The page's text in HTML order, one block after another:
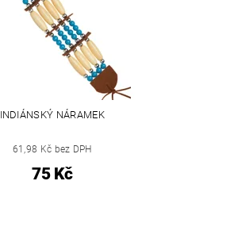
INDIÁNSKÝ NÁRAMEK
61,98 Kč bez DPH
75 Kč